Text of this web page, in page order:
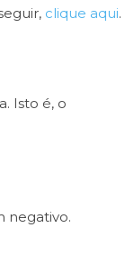
clique aqui.
Isto é, o
negativo.